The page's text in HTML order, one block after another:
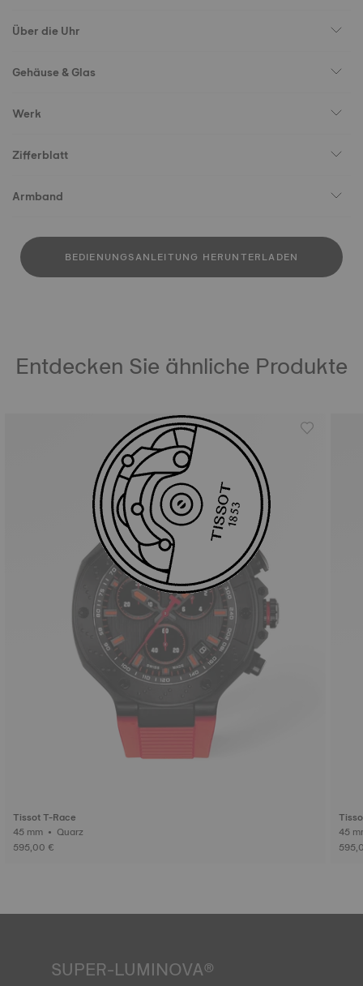
Über die Uhr
Gehäuse & Glas
Werk
Zifferblatt
Armband
BEDIENUNGSANLEITUNG HERUNTERLADEN
Entdecken Sie ähnliche Produkte
Tissot T-Race
45 mm • Quarz
595,00 €
SUPER-LUMINOVA®